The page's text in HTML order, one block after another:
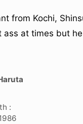
from Kochi,
ass at times but
: